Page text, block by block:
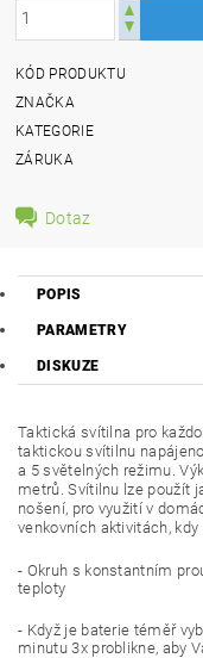
KÓD PRODUKTU
ZNAČKA
KATEGORIE
ZÁRUKA
Dotaz
POPIS
PARAMETRY
DISKUZE
Taktická svítilna pro
taktickou svítilnu
a 5 světelných režimu.
metrů. Svítilnu lze použít
nošení, pro využití v
venkovních aktivitách,
- Okruh s konstantním
teploty
- Když je baterie téměř
minutu 3x problikne, aby